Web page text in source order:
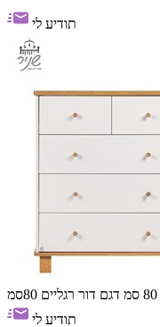
תודיע לי
תודיע לי